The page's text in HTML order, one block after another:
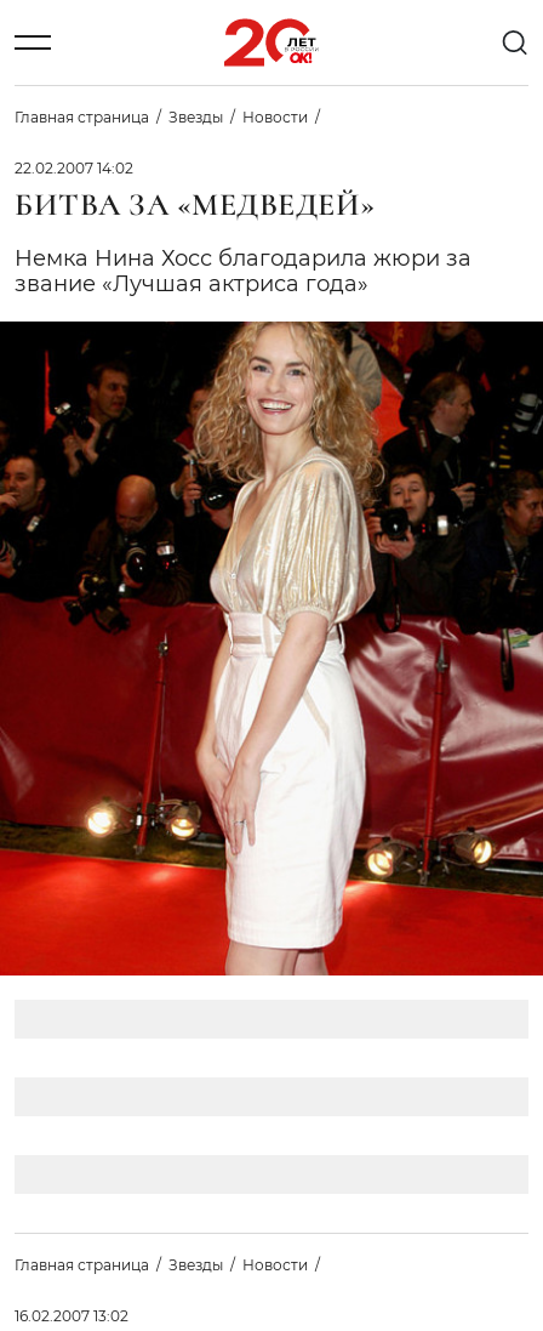
Главная страница Звезды Новости
22.02.2007 14:02
БИТВА ЗА «МЕДВЕДЕЙ»
Немка Нина Хосс благодарила жюри за
звание «Лучшая актриса года»
Главная страница Звезды Новости
16.02.2007 13:02